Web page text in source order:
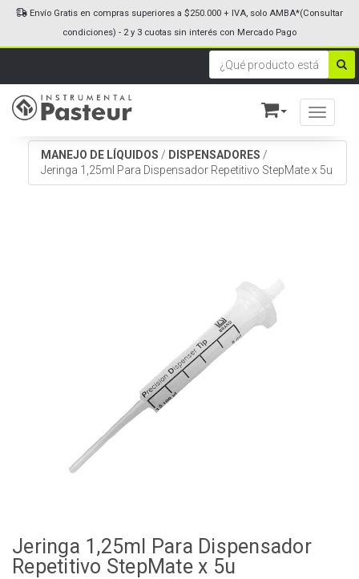
Toggle
Envío Gratis en compras superiores a $250.000 + IVA, solo AMBA*(Consultar
condiciones) - 2 y 3 cuotas sin interés con Mercado Pago
MANEJO DE LÍQUIDOS / DISPENSADORES /
Jeringa 1,25ml Para Dispensador Repetitivo StepMate x 5u
Jeringa 1,25ml Para Dispensador
Repetitivo StepMate x 5u